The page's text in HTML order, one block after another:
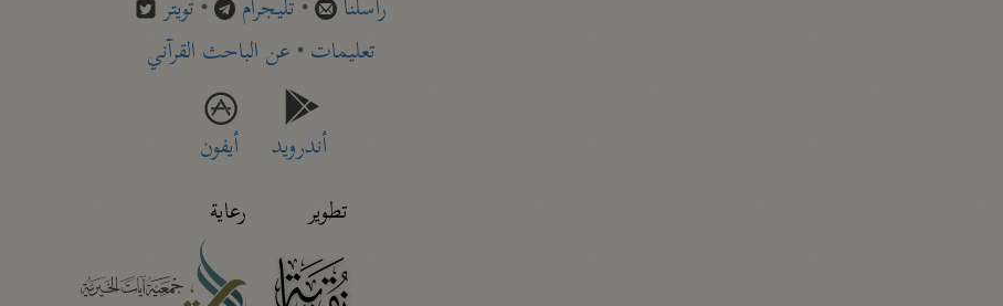
راسلنا • تليجرام • تويتر
تعليمات• عن الباحث القرآني
أندرويد
أيفون
تطوير
رعاية